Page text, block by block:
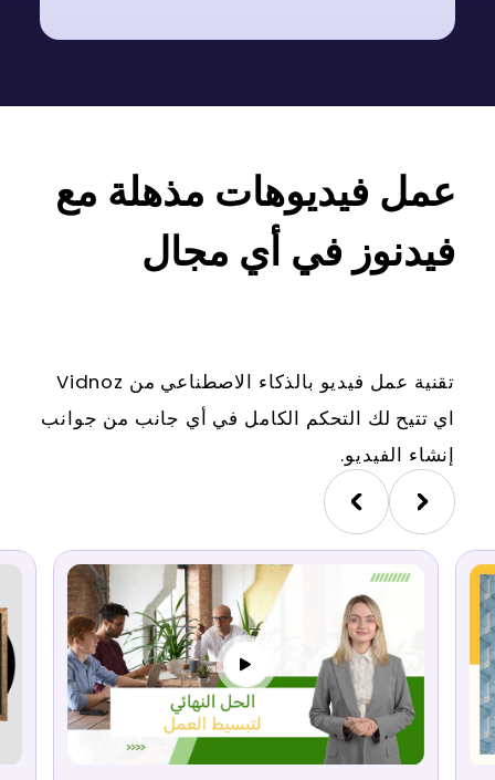
عمل فيديوهات مذهلة مع
فيدنوز في أي مجال
تقنية عمل فيديو بالذكاء الاصطناعي من Vidnoz
اي تتيح لك التحكم الكامل في أي جانب من جوانب
إنشاء الفيديو.